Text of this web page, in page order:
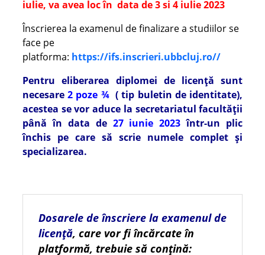
iulie, va avea loc în data de 3 si 4 iulie 2023
Înscrierea la examenul de finalizare a studiilor se
face pe
platforma: https://ifs.inscrieri.ubbcluj.ro//
Pentru eliberarea diplomei de licență sunt
necesare2 poze ¾( tip buletin de identitate),
acestea se vor aduce la secretariatul facultății
până în data de 27 iunie 2023 într-un plic
închis pe care să scrie numele complet și
specializarea.
Dosarele de înscriere la examenul de
licență, care vor fi încărcate în
platformă, trebuie să conțină: